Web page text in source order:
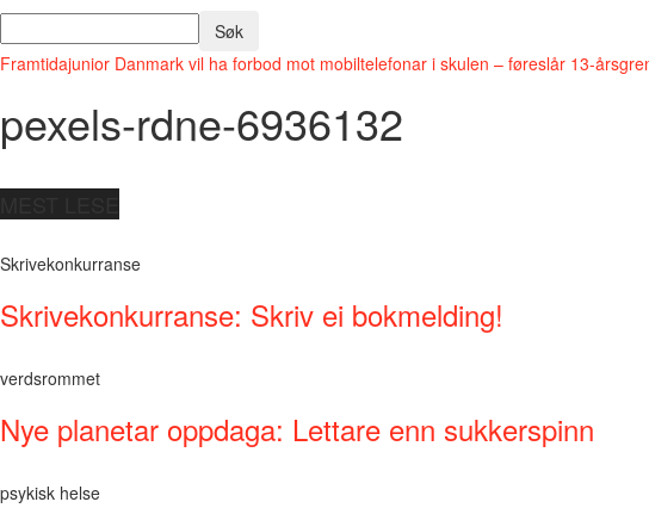
Framtidajunior Danmark vil ha forbod mot mobiltelefonar i skulen – føreslår 13-
pexels-rdne-6936132
Skrivekonkurranse
Skrivekonkurranse: Skriv ei bokmelding!
verdsrommet
Nye planetar oppdaga: Lettare enn sukkerspinn
psykisk helse